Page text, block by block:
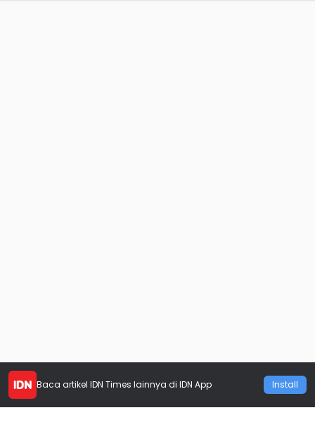
Baca artikel IDN Times lainnya di IDN App Install